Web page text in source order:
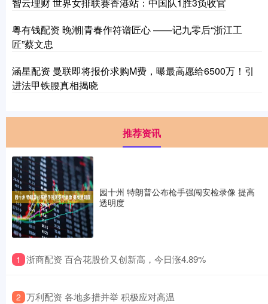
智云理财 世界女排联赛香港站：中国队1胜3负收官
粤有钱配资 晚潮|青春作符谱匠心 ——记九零后“浙江工
匠”蔡文忠
涵星配资 曼联即将报价求购M费，曝最高愿给6500万！引
进法甲铁腰真相揭晓
推荐资讯
园十州 特朗普公布枪手强闯安检录像 提高
透明度
1 ​浙商配资 百合花股价又创新高，今日涨4.89%
2 ​万利配资 各地多措并举 积极应对高温